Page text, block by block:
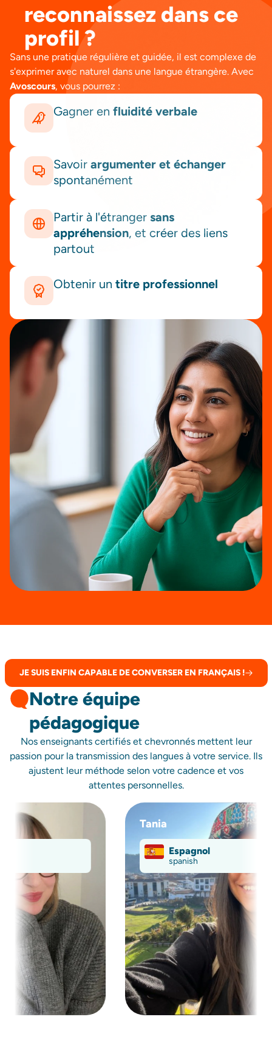
reconnaissez dans ce
profil ?
Sans une pratique régulière et guidée, il est complexe de
s'exprimer avec naturel dans une langue étrangère. Avec
Avoscours, vous pourrez :
Gagner en fluidité verbale
Savoir argumenter et échanger
spontanément
Partir à l'étranger sans
appréhension, et créer des liens
partout
Obtenir un titre professionnel
JE SUIS ENFIN CAPABLE DE CONVERSER EN FRANÇAIS !
Notre équipe
pédagogique
Nos enseignants certifiés et chevronnés mettent leur
passion pour la transmission des langues à votre service. Ils
ajustent leur méthode selon votre cadence et vos
attentes personnelles.
Tania
Espagnol
spanish